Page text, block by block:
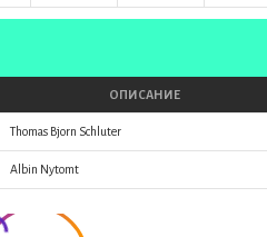
ОПИСАНИЕ
Thomas Bjorn Schluter
Albin Nytomt